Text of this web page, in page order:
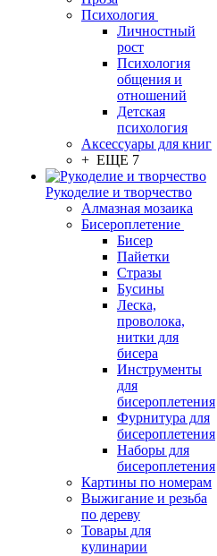
Психология
Личностный
рост
Психология
общения и
отношений
Детская
психология
Аксессуары для книг
+ ЕЩЕ 7
Рукоделие и творчество
Алмазная мозаика
Бисероплетение
Бисер
Пайетки
Стразы
Бусины
Леска,
проволока,
нитки для
бисера
Инструменты
для
бисероплетения
Фурнитура для
бисероплетения
Наборы для
бисероплетения
Картины по номерам
Выжигание и резьба
по дереву
Товары для
кулинарии